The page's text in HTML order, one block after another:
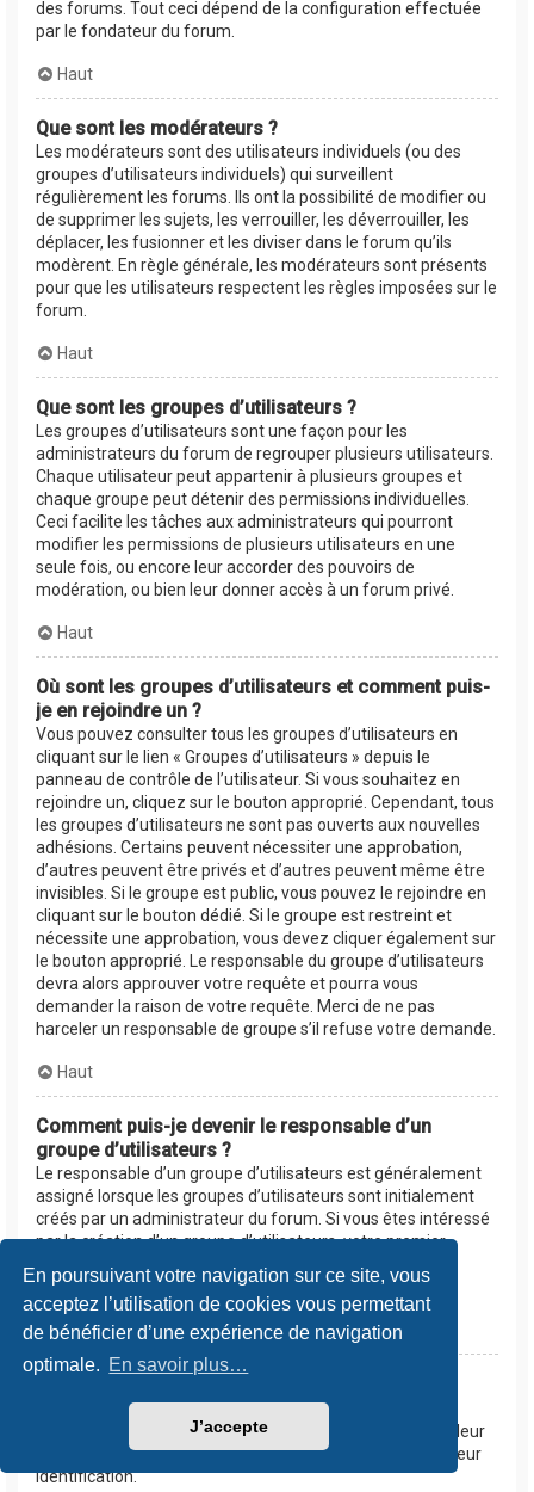
En poursuivant votre navigation sur ce site, vous
acceptez l’utilisation de cookies vous permettant
de bénéficier d’une expérience de navigation
optimale. En savoir plus…
J’accepte
des forums. Tout ceci dépend de la configuration effectuée
par le fondateur du forum.
Haut
Que sont les modérateurs ?
Les modérateurs sont des utilisateurs individuels (ou des
groupes d’utilisateurs individuels) qui surveillent
régulièrement les forums. Ils ont la possibilité de modifier ou
de supprimer les sujets, les verrouiller, les déverrouiller, les
déplacer, les fusionner et les diviser dans le forum qu’ils
modèrent. En règle générale, les modérateurs sont présents
pour que les utilisateurs respectent les règles imposées sur le
forum.
Haut
Que sont les groupes d’utilisateurs ?
Les groupes d’utilisateurs sont une façon pour les
administrateurs du forum de regrouper plusieurs utilisateurs.
Chaque utilisateur peut appartenir à plusieurs groupes et
chaque groupe peut détenir des permissions individuelles.
Ceci facilite les tâches aux administrateurs qui pourront
modifier les permissions de plusieurs utilisateurs en une
seule fois, ou encore leur accorder des pouvoirs de
modération, ou bien leur donner accès à un forum privé.
Haut
Où sont les groupes d’utilisateurs et comment puis-
je en rejoindre un ?
Vous pouvez consulter tous les groupes d’utilisateurs en
cliquant sur le lien « Groupes d’utilisateurs » depuis le
panneau de contrôle de l’utilisateur. Si vous souhaitez en
rejoindre un, cliquez sur le bouton approprié. Cependant, tous
les groupes d’utilisateurs ne sont pas ouverts aux nouvelles
adhésions. Certains peuvent nécessiter une approbation,
d’autres peuvent être privés et d’autres peuvent même être
invisibles. Si le groupe est public, vous pouvez le rejoindre en
cliquant sur le bouton dédié. Si le groupe est restreint et
nécessite une approbation, vous devez cliquer également sur
le bouton approprié. Le responsable du groupe d’utilisateurs
devra alors approuver votre requête et pourra vous
demander la raison de votre requête. Merci de ne pas
harceler un responsable de groupe s’il refuse votre demande.
Haut
Comment puis-je devenir le responsable d’un
groupe d’utilisateurs ?
Le responsable d’un groupe d’utilisateurs est généralement
assigné lorsque les groupes d’utilisateurs sont initialement
créés par un administrateur du forum. Si vous êtes intéressé
par la création d’un groupe d’utilisateurs, votre premier
contact devrait être un administrateur. Essayez de le
contacter en lui envoyant un message privé.
Haut
apparaissent dans une couleur différente ?
Les administrateurs du forum peuvent assigner une couleur
aux membres d’un groupe d’utilisateurs afin de faciliter leur
identification.